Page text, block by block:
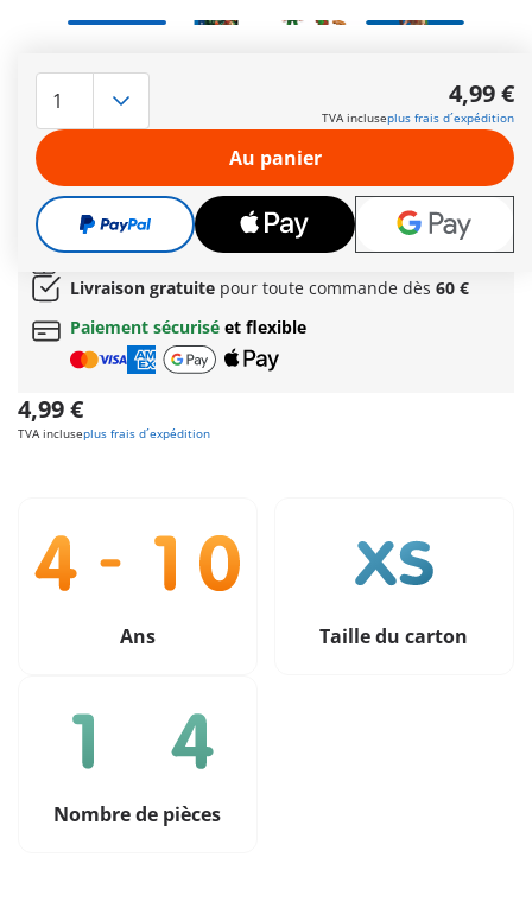
équipement, l’aventurier s’enfonce dans la jungle, bien
déterminé à trouver le mystérieux crâne d’or ! Mais
attention… à peine découvert, le trésor est déjà en danger :
une énorme tarentule le protège et ne le rendra pas sans
résistance...
Autres informations
Le délai normalde livraison 4 à 7 jours ouvrés
Livraison gratuite pour toute commande dès 60 €
Paiement sécurisé et flexible
4,99 €
TVA incluseplus frais d´expédition
4,99 €
TVA incluseplus frais d´expédition
Au panier
Ans Taille du carton
Nombre de pièces